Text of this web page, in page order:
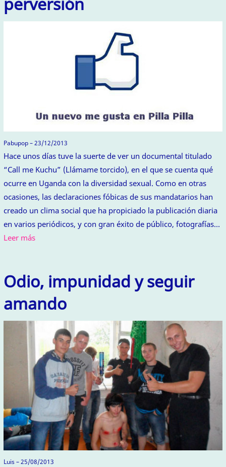
Pabupop – 23/12/2013
Hace unos días tuve la suerte de ver un documental titulado
“Call me Kuchu” (Llámame torcido), en el que se cuenta qué
ocurre en Uganda con la diversidad sexual. Como en otras
ocasiones, las declaraciones fóbicas de sus mandatarios han
creado un clima social que ha propiciado la publicación diaria
en varios periódicos, y con gran éxito de público, fotografías…
Leer más
Odio, impunidad y seguir
amando
Luis – 25/08/2013